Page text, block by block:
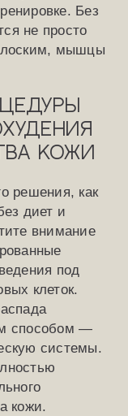
Без
не просто
мышцы
кожи
решения, как
диет и
внимание
под
клеток.
способом —
системы.
кожи.